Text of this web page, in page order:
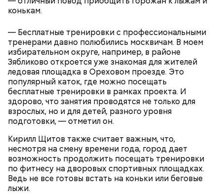
конькам.
— Бесплатные тренировки с профессиональными
тренерами давно полюбились москвичам. В моем
избирательном округе, например, в районе
Зябликово откроется уже знакомая для жителей
ледовая площадка в Ореховом проезде. Это
популярный каток, где можно посещать
бесплатные тренировки в рамках проекта. И
здорово, что занятия проводятся не только для
взрослых, но и для детей, разного уровня
подготовки, — отметил он.
Кирилл Щитов также считает важным, что,
несмотря на смену времени года, город дает
возможность продолжить посещать тренировки
по фитнесу на дворовых спортивных площадках.
Ведь не все готовы встать на коньки или беговые
лыжи.
Топ-10 милых зверят, которые
Парк Горького
или провести время более активно. Например,
набережной Москвы-реки.
Более 40 тысяч пассажиров
— Похожая ситуация бывает в автобусах. Как
только открываются двери автобуса, все просто
сразу с разных сторон начинают в него пролезать.
Будто бы у них «голодные игры» и того, кто не
успеет зайти, съедят, — говорит Ирина, 16 лет.